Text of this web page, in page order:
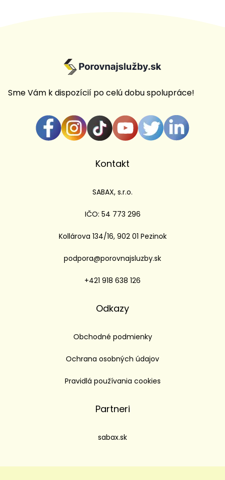
Sme Vám k dispozícií po celú dobu spolupráce!
Kontakt
SABAX, s.r.o.
IČO: 54 773 296
Kollárova 134/16, 902 01 Pezinok
podpora@porovnajsluzby.sk
+421 918 638 126
Odkazy
Obchodné podmienky
Ochrana osobných údajov
Pravidlá používania cookies
Partneri
sabax.sk